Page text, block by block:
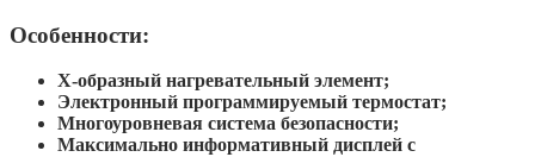
Особенности:
Х-образный нагревательный элемент;
Электронный программируемый термостат;
Многоуровневая система безопасности;
Максимально информативный дисплей с